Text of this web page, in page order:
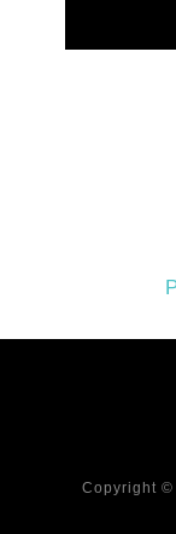
Copyright ©